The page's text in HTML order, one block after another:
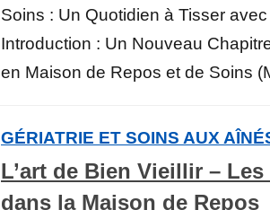
Soins : Un Quotidien à Tisser
Introduction : Un Nouveau
en Maison de Repos et de Soins
GÉRIATRIE ET SOINS AUX
L’art de Bien Vieillir –
dans la Maison de Repos